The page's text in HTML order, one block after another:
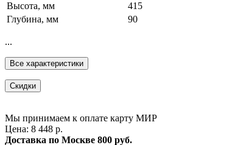
Высота, мм
415
Глубина, мм
90
...
Все характеристики
Скидки
Мы принимаем к оплате карту МИР
Цена: 8 448 р.
Доставка по Москве 800 руб.